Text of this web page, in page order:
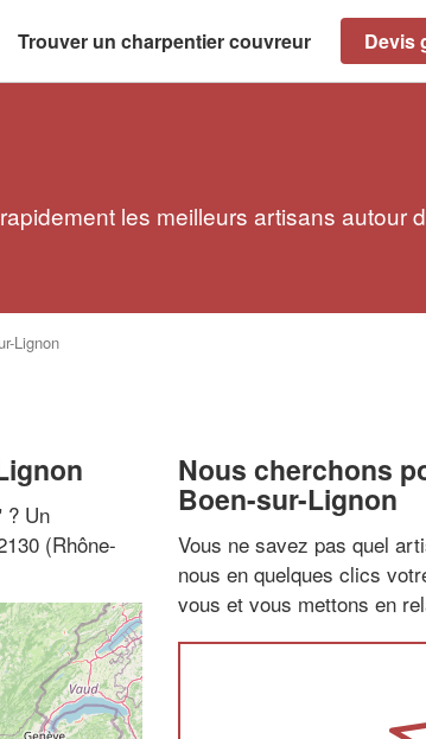
Trouver un charpentier couvreur Devis
les meilleurs artisans autour
Lignon
? Un
(Rhône-
Nous cherchons
Boen-sur-Lignon
Vous ne savez pas quel
nous en quelques clics
vous et vous mettons en